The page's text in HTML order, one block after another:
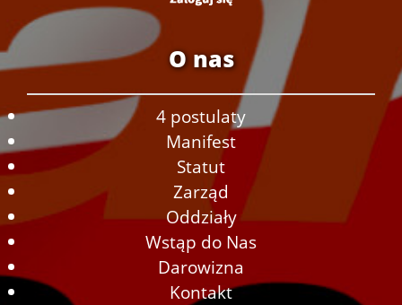
O nas
4 postulaty
Manifest
Statut
Zarząd
Oddziały
Wstąp do Nas
Darowizna
Kontakt